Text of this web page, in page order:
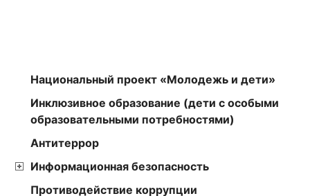
Национальный проект «Молодежь и дети»
Инклюзивное образование (дети с особыми
образовательными потребностями)
Антитеррор
Информационная безопасность
Противодействие коррупции